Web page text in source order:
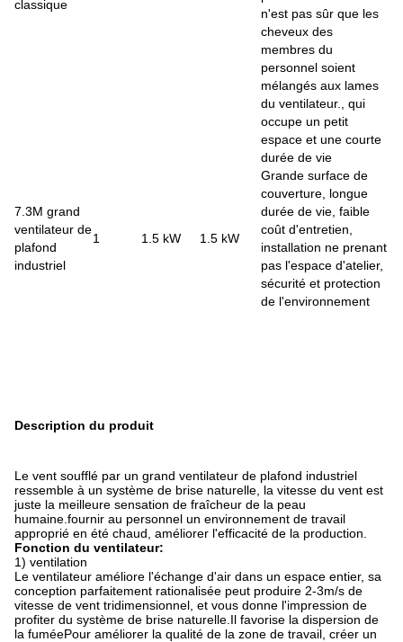
classique
n'est pas sûr que les
cheveux des
membres du
personnel soient
mélangés aux lames
du ventilateur., qui
occupe un petit
espace et une courte
durée de vie
7.3M grand
ventilateur de
plafond
industriel
1 1.5 kW 1.5 kW
Grande surface de
couverture, longue
durée de vie, faible
coût d'entretien,
installation ne prenant
pas l'espace d'atelier,
sécurité et protection
de l'environnement
Description du produit
Le vent soufflé par un grand ventilateur de plafond industriel
ressemble à un système de brise naturelle, la vitesse du vent est
juste la meilleure sensation de fraîcheur de la peau
humaine.fournir au personnel un environnement de travail
approprié en été chaud, améliorer l'efficacité de la production.
Fonction du ventilateur:
1) ventilation
Le ventilateur améliore l'échange d'air dans un espace entier, sa
conception parfaitement rationalisée peut produire 2-3m/s de
vitesse de vent tridimensionnel, et vous donne l'impression de
profiter du système de brise naturelle.Il favorise la dispersion de
la fuméePour améliorer la qualité de la zone de travail, créer un